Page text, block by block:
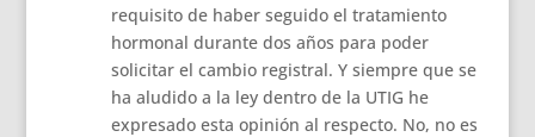
requisito de haber seguido el tratamiento
hormonal durante dos años para poder
solicitar el cambio registral. Y siempre que se
ha aludido a la ley dentro de la UTIG he
expresado esta opinión al respecto. No, no es